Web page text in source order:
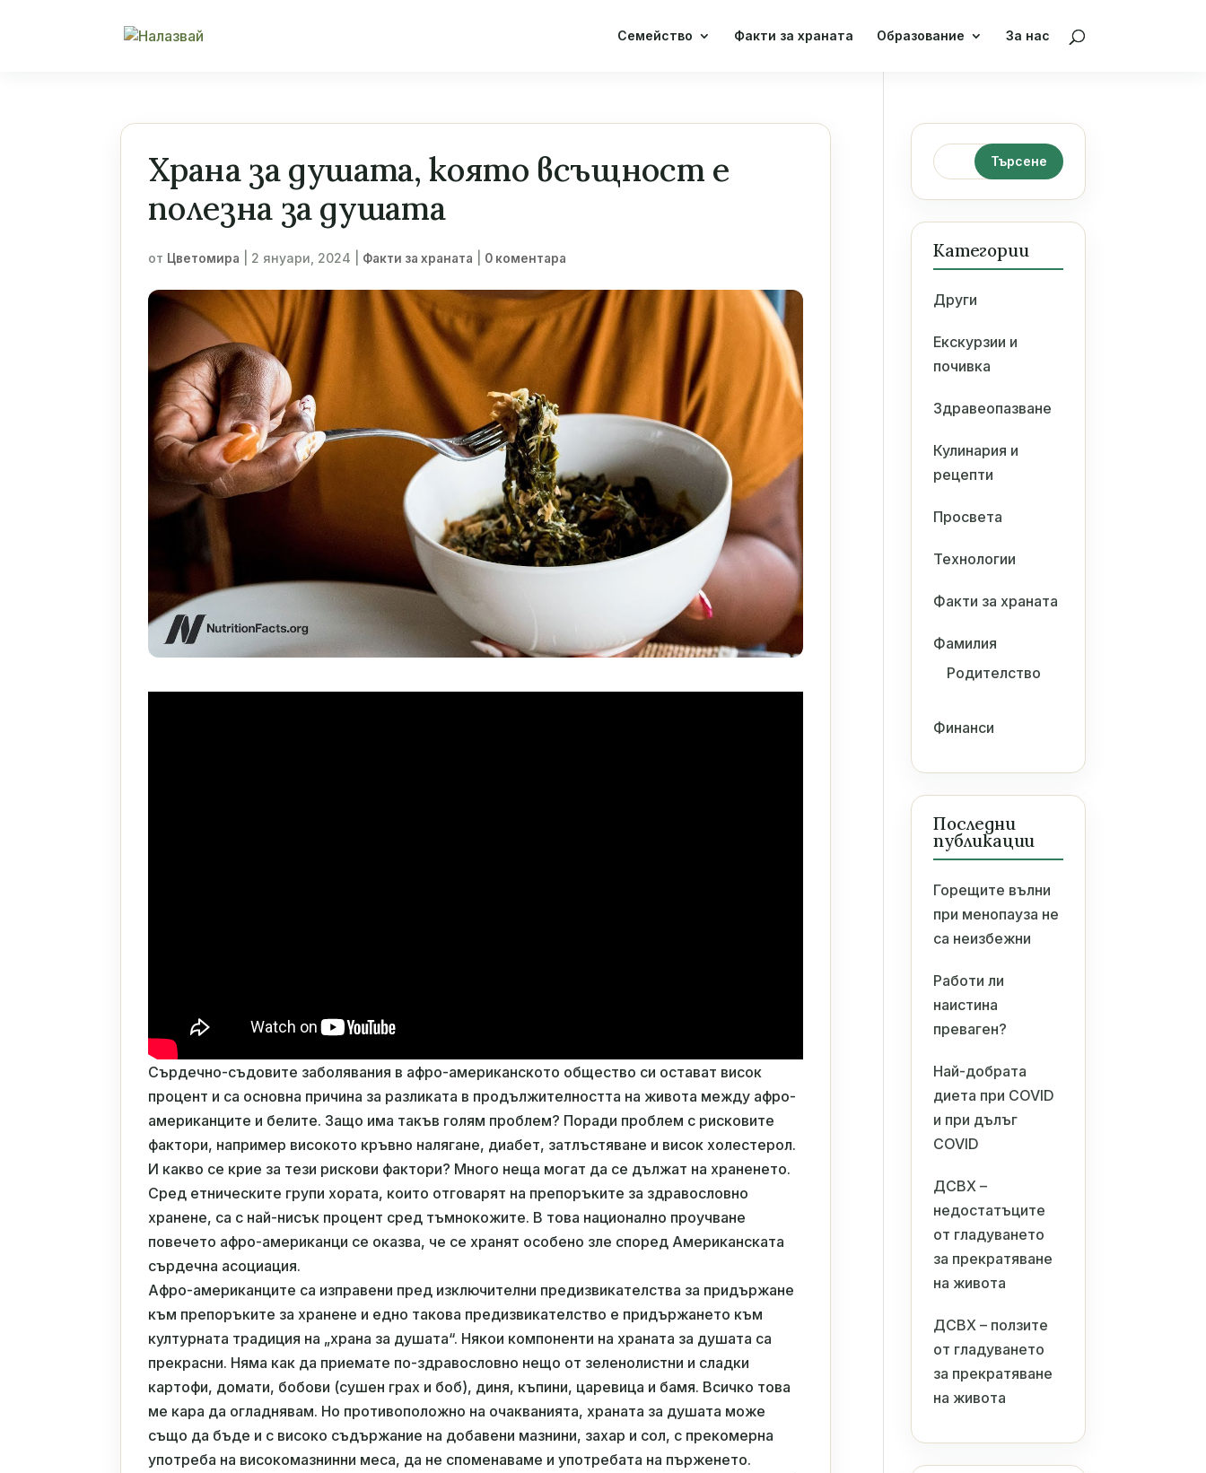
Семейство Факти за храната Образование За нас
Храна за душата, която всъщност е
полезна за душата
от Цветомира 2 януари, 2024 Факти за храната 0 коментара
Сърдечно-съдовите заболявания в афро-американското общество си остават висок
процент и са основна причина за разликата в продължителността на живота между афро-
американците и белите. Защо има такъв голям проблем? Поради проблем с рисковите
фактори, например високото кръвно налягане, диабет, затлъстяване и висок холестерол.
И какво се крие за тези рискови фактори? Много неща могат да се дължат на храненето.
Сред етническите групи хората, които отговарят на препоръките за здравословно
хранене, са с най-нисък процент сред тъмнокожите. В това национално проучване
повечето афро-американци се оказва, че се хранят особено зле според Американската
сърдечна асоциация.
Афро-американците са изправени пред изключителни предизвикателства за придържане
към препоръките за хранене и едно такова предизвикателство е придържането към
културната традиция на „храна за душата“. Някои компоненти на храната за душата са
прекрасни. Няма как да приемате по-здравословно нещо от зеленолистни и сладки
картофи, домати, бобови (сушен грах и боб), диня, къпини, царевица и бамя. Всичко това
ме кара да огладнявам. Но противоположно на очакванията, храната за душата може
също да бъде и с високо съдържание на добавени мазнини, захар и сол, с прекомерна
употреба на високомазнинни меса, да не споменаваме и употребата на пърженето.
Категории
Други
Екскурзии и
почивка
Здравеопазване
Кулинария и
рецепти
Просвета
Технологии
Факти за храната
Фамилия
Родителство
Финанси
Последни
публикации
Горещите вълни
при менопауза не
са неизбежни
Работи ли
наистина
преваген?
Най-добрата
диета при COVID
и при дълъг
COVID
ДСВХ –
недостатъците
от гладуването
за прекратяване
на живота
ДСВХ – ползите
от гладуването
за прекратяване
на живота